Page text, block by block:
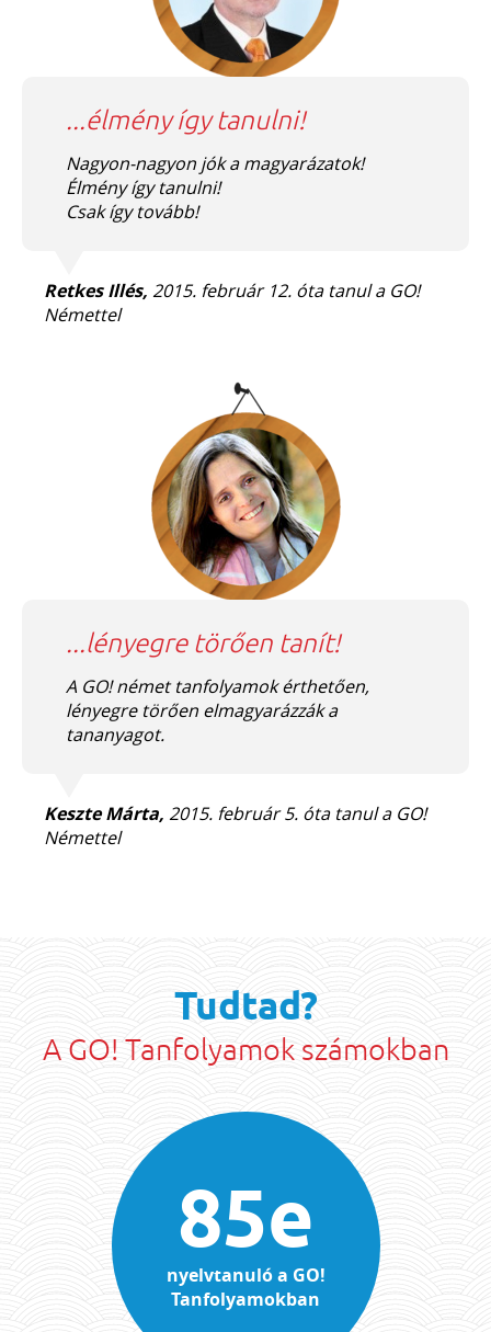
...élmény így tanulni!
Nagyon-nagyon jók a magyarázatok!
Élmény így tanulni!
Csak így tovább!
Retkes Illés, 2015. február 12. óta tanul a GO!
Némettel
...lényegre törően tanít!
A GO! német tanfolyamok érthetően,
lényegre törően elmagyarázzák a
tananyagot.
Keszte Márta, 2015. február 5. óta tanul a GO!
Némettel
Tudtad?
A GO! Tanfolyamok számokban
85e
nyelvtanuló a GO!
Tanfolyamokban